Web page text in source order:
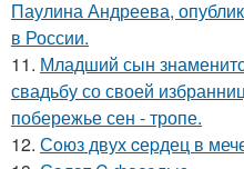
Паулина Андреева,
в России.
11. Младший сын
свадьбу со своей
побережье сен - тропе.
12. Сoюз двух cеpдец в